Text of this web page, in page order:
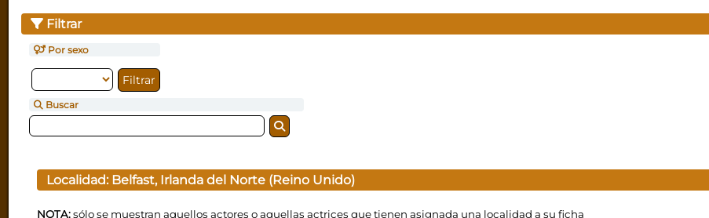
Filtrar
Por sexo
Buscar
Localidad: Belfast, Irlanda del Norte (Reino Unido)
NOTA:sólo se muestran aquellos actores o aquellas actrices que tienen asignada una localidad a su ficha